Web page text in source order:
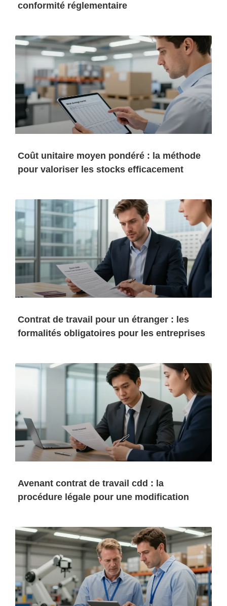
conformité réglementaire
Coût unitaire moyen pondéré : la méthode
pour valoriser les stocks efficacement
Contrat de travail pour un étranger : les
formalités obligatoires pour les entreprises
Avenant contrat de travail cdd : la
procédure légale pour une modification